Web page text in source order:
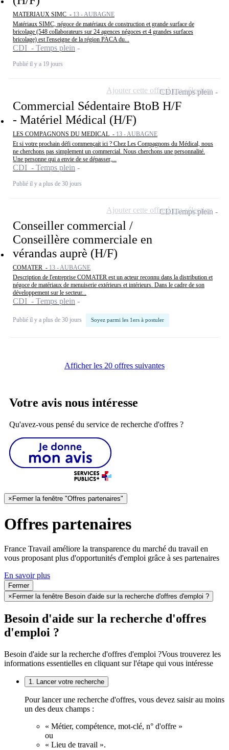
MATERIAUX SIMC - 13 - AUBAGNE
Matériaux SIMC, négoce de matériaux de construction et grande surface de
bricolage (548 collaborateurs sur 24 agences négoces et 4 grandes surfaces
bricolage) est l'enseigne de la région PACA du...
CDI - Temps plein
Publié il y a 19 jours
Commercial Sédentaire BtoB H/F
- Matériel Médical (H/F)
LES COMPAGNONS DU MEDICAL - 13 - AUBAGNE
Et si votre prochain défi commençait ici ? Chez Les Compagnons du Médical, nous
ne cherchons pas simplement un commercial. Nous cherchons une personnalité.
Une personne qui a envie de se dépasser,...
CDI - Temps plein
Publié il y a plus de 30 jours
CDITemps plein
Ajouter cette offre à ma sélection
Conseiller commercial /
Conseillère commerciale en
vérandas auprè (H/F)
COMATER - 13 - AUBAGNE
Description de l'entreprise COMATER est un acteur reconnu dans la distribution et
négoce de matériaux de menuiserie extérieurs et intérieurs. Dans le cadre de son
développement sur le secteur...
CDI - Temps plein
Publié il y a plus de 30 jours Soyez parmi les 1ers à postuler
CDITemps plein
Ajouter cette offre à ma sélection
Afficher les 20 offres suivantes
Votre avis nous intéresse
Qu'avez-vous pensé du service de recherche d'offres ?
×Fermer la fenêtre "Offres partenaires"
Offres partenaires
France Travail améliore la transparence du marché du travail en
vous proposant plus d'opportunités d'emploi grâce à ses partenaires
En savoir plus
Fermer
× Fermer la fenêtre Besoin d'aide sur la recherche d'offres d'emploi ?
Besoin d'aide sur la recherche d'offres
d'emploi ?
Besoin d'aide sur la recherche d'offres d'emploi ?Vous trouverez les
informations essentielles en cliquant sur l'étape qui vous intéresse
1. Lancer votre recherche
Pour lancer une recherche d'offres, vous devez saisir au moins
un des deux champs :
« Métier, compétence, mot-clé, n° d'offre »
ou
« Lieu de travail ».